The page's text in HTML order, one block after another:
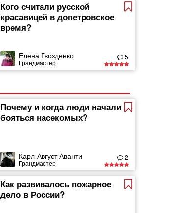
Кого считали русской
красавицей в допетровское
время?
Елена Гвозденко
Грандмастер
5
Почему и когда люди начали
бояться насекомых?
Карл-Август Аванти
Грандмастер
2
Как развивалось пожарное
дело в России?